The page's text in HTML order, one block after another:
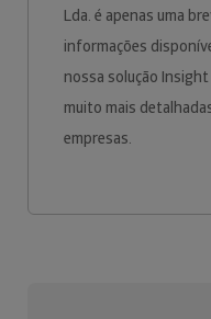
Lda. é apenas uma
informações
nossa solução
muito mais
empresas.